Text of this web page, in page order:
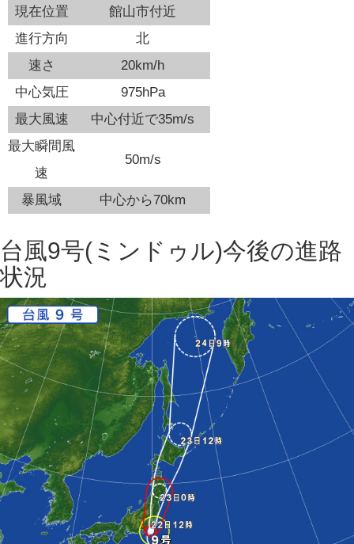
現在位置
館山市付近
進行方向
北
速さ
20km/h
中心気圧
975hPa
最大風速
中心付近で35m/s
最大瞬間風
速
50m/s
暴風域 中心から70km
台風9号(ミンドゥル)今後の進路
状況